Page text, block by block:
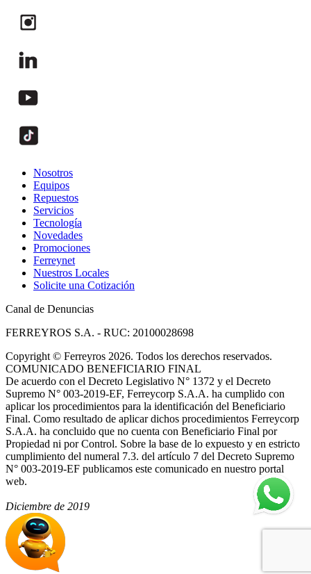
Nosotros
Equipos
Repuestos
Servicios
Tecnología
Novedades
Promociones
Ferreynet
Nuestros Locales
Solicite una Cotización
Canal de Denuncias
FERREYROS S.A. - RUC: 20100028698
Copyright © Ferreyros 2026. Todos los derechos reservados.
COMUNICADO BENEFICIARIO FINAL
De acuerdo con el Decreto Legislativo N° 1372 y el Decreto
Supremo N° 003-2019-EF, Ferreycorp S.A.A. ha cumplido con
aplicar los procedimientos para la identificación del Beneficiario
Final. Como resultado de aplicar dichos procedimientos Ferreycorp
S.A.A. ha concluido que no cuenta con Beneficiario Final por
Propiedad ni por Control. Sobre la base de lo expuesto y en estricto
cumplimiento del numeral 7.3. del artículo 7 del Decreto Supremo
N° 003-2019-EF publicamos este comunicado en nuestro portal
web.
Diciembre de 2019